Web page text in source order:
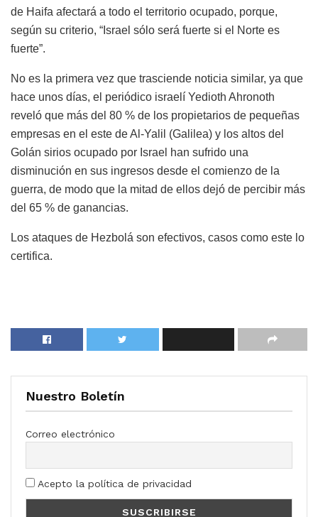
de Haifa afectará a todo el territorio ocupado, porque,
según su criterio, “Israel sólo será fuerte si el Norte es
fuerte”.
No es la primera vez que trasciende noticia similar, ya que
hace unos días, el periódico israelí Yedioth Ahronoth
reveló que más del 80 % de los propietarios de pequeñas
empresas en el este de Al-Yalil (Galilea) y los altos del
Golán sirios ocupado por Israel han sufrido una
disminución en sus ingresos desde el comienzo de la
guerra, de modo que la mitad de ellos dejó de percibir más
del 65 % de ganancias.
Los ataques de Hezbolá son efectivos, casos como este lo
certifica.
Nuestro Boletín
Correo electrónico
Acepto la política de privacidad